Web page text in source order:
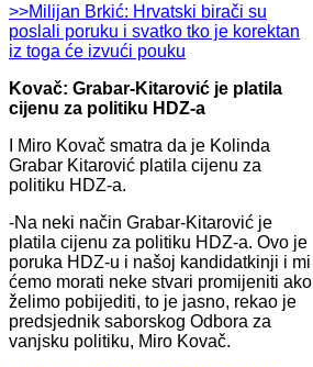
>>Milijan Brkić: Hrvatski birači su
poslali poruku i svatko tko je korektan
iz toga će izvući pouku
Kovač: Grabar-Kitarović je platila
cijenu za politiku HDZ-a
I Miro Kovač smatra da je Kolinda
Grabar Kitarović platila cijenu za
politiku HDZ-a.
-Na neki način Grabar-Kitarović je
platila cijenu za politiku HDZ-a. Ovo je
poruka HDZ-u i našoj kandidatkinji i mi
ćemo morati neke stvari promijeniti ako
želimo pobijediti, to je jasno, rekao je
predsjednik saborskog Odbora za
vanjsku politiku, Miro Kovač.